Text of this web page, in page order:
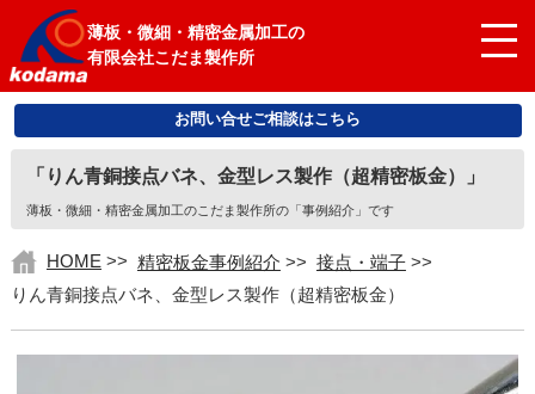
薄板・微細・精密金属加工の
有限会社こだま製作所
お問い合せご相談はこちら
「りん青銅接点バネ、金型レス製作（超精密板金）」
薄板・微細・精密金属加工のこだま製作所の「事例紹介」です
HOME >> 精密板金事例紹介 >> 接点・端子>>
りん青銅接点バネ、金型レス製作（超精密板金）